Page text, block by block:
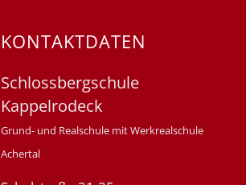
KONTAKTDATEN
Schlossbergschule
Kappelrodeck
Grund- und Realschule mit Werkrealschule
Achertal